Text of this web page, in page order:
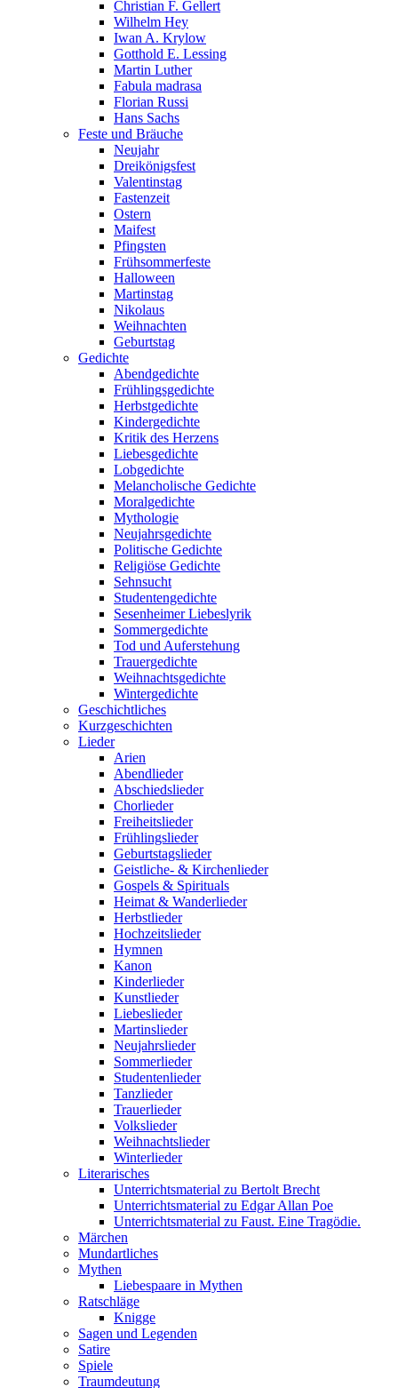
Christian F. Gellert
Wilhelm Hey
Iwan A. Krylow
Gotthold E. Lessing
Martin Luther
Fabula madrasa
Florian Russi
Hans Sachs
Feste und Bräuche
Neujahr
Dreikönigsfest
Valentinstag
Fastenzeit
Ostern
Maifest
Pfingsten
Frühsommerfeste
Halloween
Martinstag
Nikolaus
Weihnachten
Geburtstag
Gedichte
Abendgedichte
Frühlingsgedichte
Herbstgedichte
Kindergedichte
Kritik des Herzens
Liebesgedichte
Lobgedichte
Melancholische Gedichte
Moralgedichte
Mythologie
Neujahrsgedichte
Politische Gedichte
Religiöse Gedichte
Sehnsucht
Studentengedichte
Sesenheimer Liebeslyrik
Sommergedichte
Tod und Auferstehung
Trauergedichte
Weihnachtsgedichte
Wintergedichte
Geschichtliches
Kurzgeschichten
Lieder
Arien
Abendlieder
Abschiedslieder
Chorlieder
Freiheitslieder
Frühlingslieder
Geburtstagslieder
Geistliche- & Kirchenlieder
Gospels & Spirituals
Heimat & Wanderlieder
Herbstlieder
Hochzeitslieder
Hymnen
Kanon
Kinderlieder
Kunstlieder
Liebeslieder
Martinslieder
Neujahrslieder
Sommerlieder
Studentenlieder
Tanzlieder
Trauerlieder
Volkslieder
Weihnachtslieder
Winterlieder
Literarisches
Unterrichtsmaterial zu Bertolt Brecht
Unterrichtsmaterial zu Edgar Allan Poe
Unterrichtsmaterial zu Faust. Eine Tragödie.
Märchen
Mundartliches
Mythen
Liebespaare in Mythen
Ratschläge
Knigge
Sagen und Legenden
Satire
Spiele
Traumdeutung